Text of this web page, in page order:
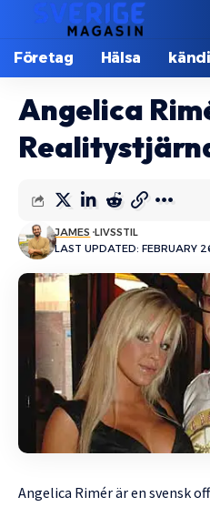
Företag Hälsa
Angelica
LAST UPDATED: FEBRUARY
JAMES LIVSSTIL
Angelica Rimér är en svensk